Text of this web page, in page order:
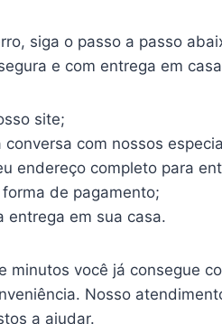
siga o passo a passo
e com entrega em
site;
conversa com nossos
endereço completo para
forma de pagamento;
entrega em sua casa.
minutos você já consegue
Nosso
a ajudar.